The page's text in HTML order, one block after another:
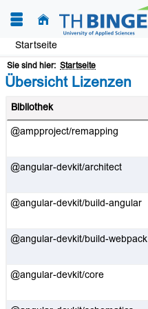
Startseite
Sie sind hier: Startseite
Übersicht Lizenzen
Bibliothek
@ampproject/remapping
@angular-devkit/architect
@angular-devkit/build-angular
@angular-devkit/build-webpack
@angular-devkit/core